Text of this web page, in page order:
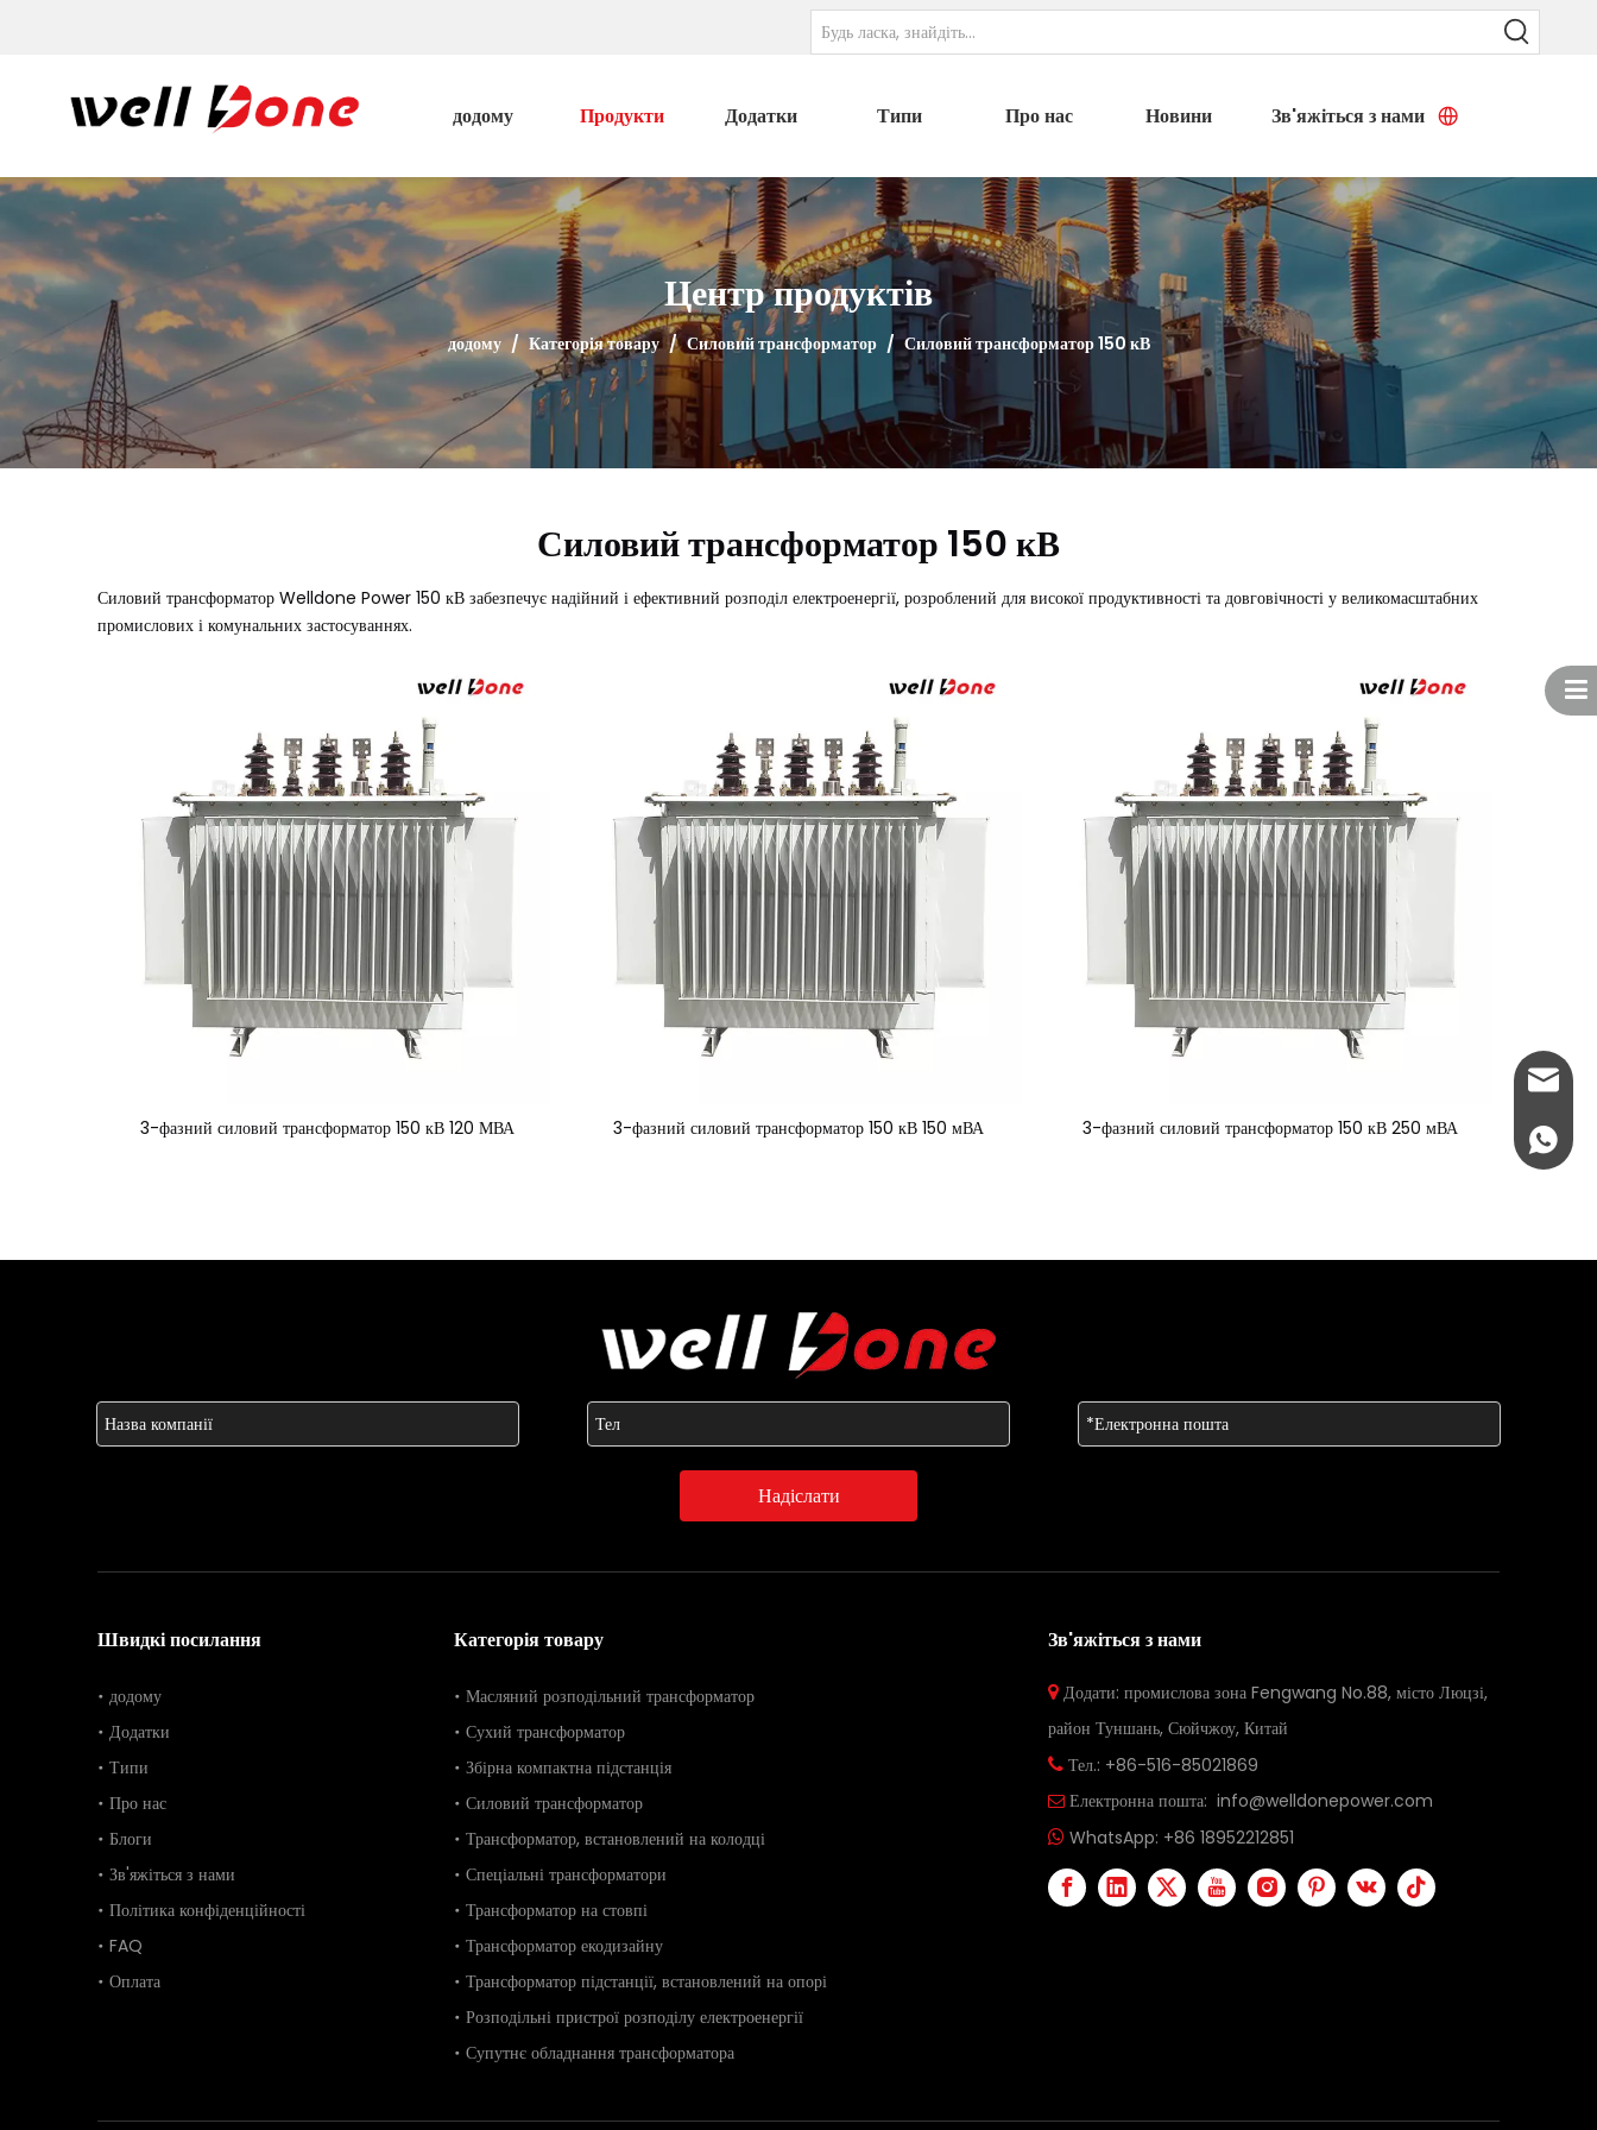
додому Продукти Додатки Типи Про нас Новини Зв'яжіться з нами
Центр продуктів
додому / Категорія товару / Силовий трансформатор / Силовий трансформатор 150 кВ
Силовий трансформатор 150 кВ
Силовий трансформатор Welldone Power 150 кВ забезпечує надійний і ефективний розподіл електроенергії, розроблений для високої продуктивності та довговічності у великомасштабних
промислових і комунальних застосуваннях.
3-фазний силовий трансформатор 150 кВ 120 МВА 3-фазний силовий трансформатор 150 кВ 150 мВА 3-фазний силовий трансформатор 150 кВ 250 мВА
Надіслати
Швидкі посилання
додому
Додатки
Типи
Про нас
Блоги
Зв'яжіться з нами
Політика конфіденційності
FAQ
Оплата
Категорія товару
Масляний розподільний трансформатор
Сухий трансформатор
Збірна компактна підстанція
Силовий трансформатор
Трансформатор, встановлений на колодці
Спеціальні трансформатори
Трансформатор на стовпі
Трансформатор екодизайну
Трансформатор підстанції, встановлений на опорі
Розподільні пристрої розподілу електроенергії
Супутнє обладнання трансформатора
Зв'яжіться з нами
 Додати: промислова зона Fengwang No.88, місто Люцзі,
район Туншань, Сюйчжоу, Китай
 Тел.: +86-516-85021869
 Електронна пошта: info@welldonepower.com
 WhatsApp: +86 18952212851
+86